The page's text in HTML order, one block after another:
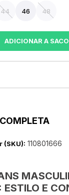
44 46 48
(SKU): 110801666
ESTILO E